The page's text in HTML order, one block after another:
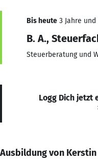
Bis heute 3 Jahre
B. A.,
Steuerberatung und
Logg Dich jetzt
Ausbildung von